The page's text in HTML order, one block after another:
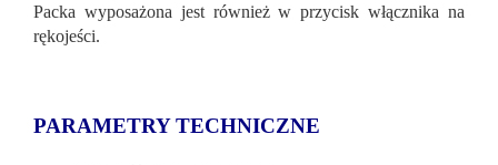
Packa wyposażona jest również w przycisk włącznika na
rękojeści.
PARAMETRY TECHNICZNE